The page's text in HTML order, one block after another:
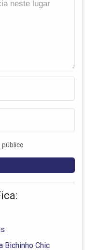
Bichinho Chic